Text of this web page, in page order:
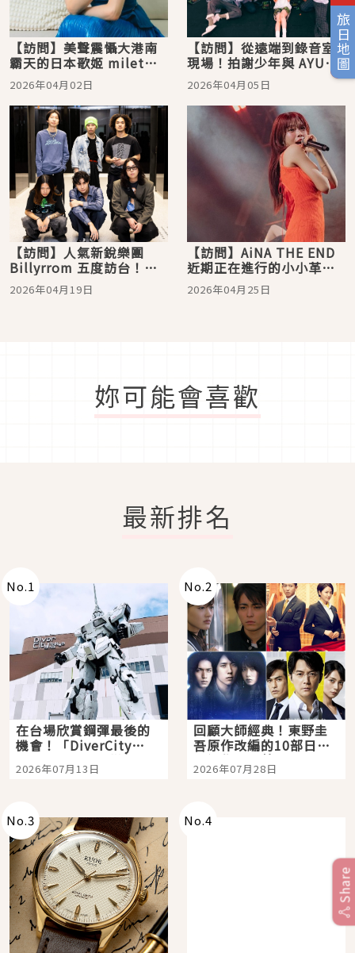
旅日地圖
【訪問】美聲震懾大港南
霸天的日本歌姬 milet，
分享願意接納不完美自己
的心路歷程
2026年04月02日
【訪問】從遠端到錄音室
現場！拍謝少年與 AYUNi
D 跨國碰撞音樂與文化火
花
2026年04月05日
【訪問】人氣新銳樂團
Billyrrom 五度訪台！挑
戰台灣伴手禮「臭豆腐泡
麵」 在台灣宣布主流出道
2026年04月19日
【訪問】AiNA THE END
近期正在進行的小小革
命？亞洲巡迴取名為
「PICNIC」的原因大公
2026年04月25日
妳可能會喜歡
最新排名
No.1
在台場欣賞鋼彈最後的
機會！「DiverCity
Tokyo Plaza」搭船、
購物、美食及夜景，一
2026年07月13日
No.2
回顧大師經典！東野圭
吾原作改編的10部日本
影視作品推薦
2026年07月28日
No.3 No.4
Share